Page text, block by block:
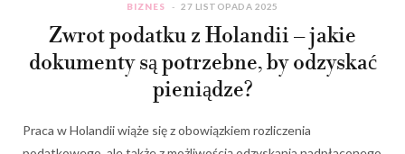
BIZNES 27 LISTOPADA 2025
Zwrot podatku z Holandii – jakie
dokumenty są potrzebne, by odzyskać
pieniądze?
Praca w Holandii wiąże się z obowiązkiem rozliczenia